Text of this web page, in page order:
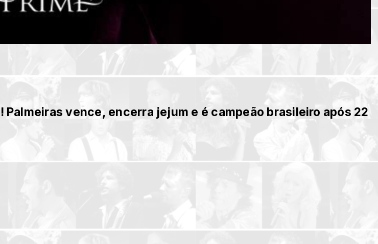
Palmeiras vence, encerra jejum e é campeão brasileiro após 22